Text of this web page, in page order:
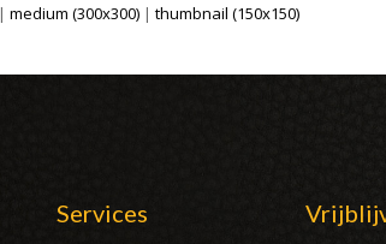
|medium (300x300) |thumbnail (150x150)
Services